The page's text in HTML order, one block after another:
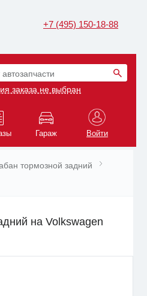
+7 (495) 150-18-88
заказа не выбран
Гараж Войти
тормозной задний
на Volkswagen